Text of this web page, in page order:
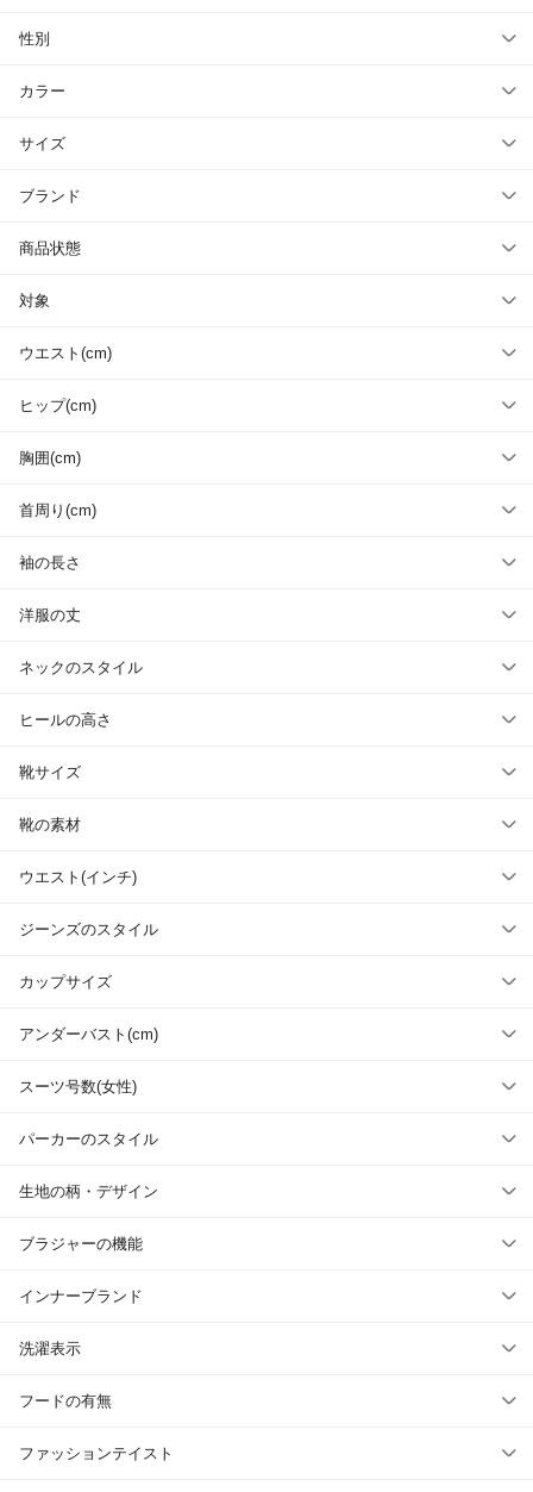
性別
カラー
サイズ
ブランド
商品状態
対象
ウエスト(cm)
ヒップ(cm)
胸囲(cm)
首周り(cm)
袖の長さ
洋服の丈
ネックのスタイル
ヒールの高さ
靴サイズ
靴の素材
ウエスト(インチ)
ジーンズのスタイル
カップサイズ
アンダーバスト(cm)
スーツ号数(女性)
パーカーのスタイル
生地の柄・デザイン
ブラジャーの機能
インナーブランド
洗濯表示
フードの有無
ファッションテイスト